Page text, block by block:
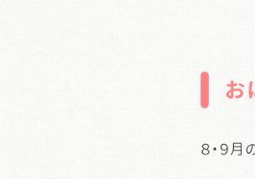
お
８・９